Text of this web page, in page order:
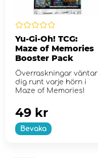
Yu-Gi-Oh! TCG:
Maze of Memories
Booster Pack
Överraskningar väntar
dig runt varje hörn i
Maze of Memories!
Bevaka
49 kr